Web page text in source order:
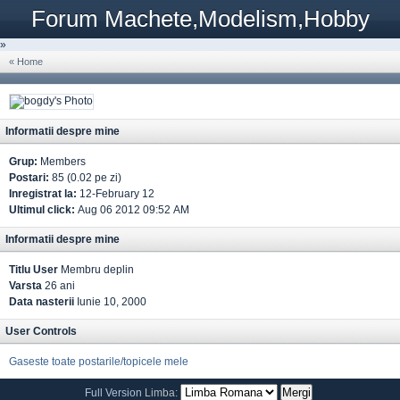
Forum Machete,Modelism,Hobby
»
« Home
Informatii despre mine
Grup: Members
Postari: 85 (0.02 pe zi)
Inregistrat la: 12-February 12
Ultimul click: Aug 06 2012 09:52 AM
Informatii despre mine
Titlu User Membru deplin
Varsta 26 ani
Data nasterii Iunie 10, 2000
User Controls
Gaseste toate postarile/topicele mele
Full Version Limba: